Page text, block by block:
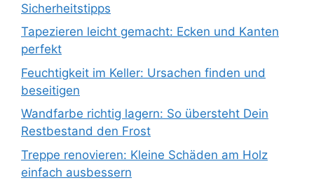
Sicherheitstipps
Tapezieren leicht gemacht: Ecken und Kanten
perfekt
Feuchtigkeit im Keller: Ursachen finden und
beseitigen
Wandfarbe richtig lagern: So übersteht Dein
Restbestand den Frost
Treppe renovieren: Kleine Schäden am Holz
einfach ausbessern